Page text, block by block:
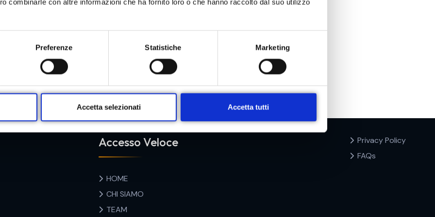
combinarle con altre informazioni che ha fornito loro o che hanno raccolto dal suo utilizzo
Preferenze Statistiche Marketing
Accetta selezionati Accetta tutti
Accesso Veloce
HOME
CHI SIAMO
TEAM
Privacy Policy
FAQs